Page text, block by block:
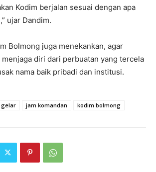
Kodim berjalan sesuai dengan apa
ujar Dandim.
Bolmong juga menekankan, agar
diri dari perbuatan yang tercela
nama baik pribadi dan institusi.
gelar jam komandan kodim bolmong